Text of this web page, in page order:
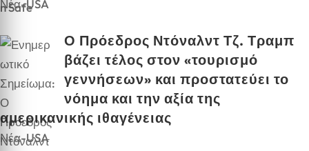
Νέα-USA
Ο Πρόεδρος Ντόναλντ Τζ. Τραμπ
βάζει τέλος στον «τουρισμό
γεννήσεων» και προστατεύει το
νόημα και την αξία της
αμερικανικής ιθαγένειας
Νέα-USA